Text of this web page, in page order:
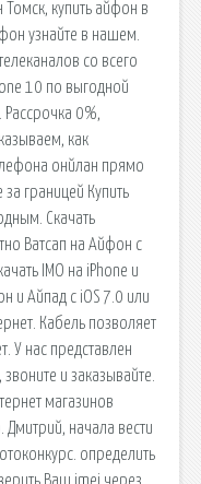
купить айфон в
узнайте в нашем.
со всего
10 по выгодной
Рассрочка 0%,
как
онйлан прямо
границей Купить
Скачать
Ватсап на Айфон c
IMO на iPhone и
и Айпад c iOS 7.0 или
Кабель позволяет
У нас представлен
и заказывайте.
магазинов
начала вести
определить
Ваш imei через